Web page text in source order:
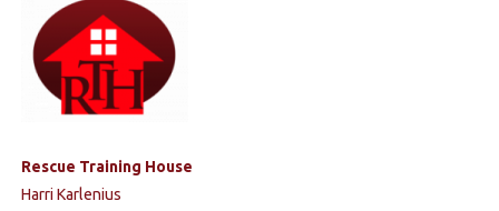
Rescue Training House
Harri Karlenius